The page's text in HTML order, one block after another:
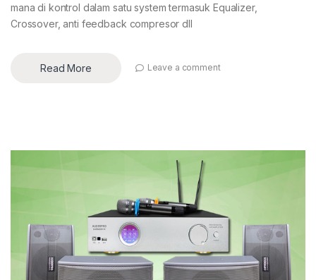
mana di kontrol dalam satu system termasuk Equalizer,
Crossover, anti feedback compresor dll
Read More Leave a comment